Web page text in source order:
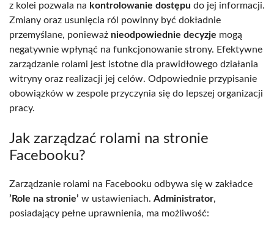
z kolei pozwala na kontrolowanie dostępu do jej informacji.
Zmiany oraz usunięcia ról powinny być dokładnie
przemyślane, ponieważ nieodpowiednie decyzje mogą
negatywnie wpłynąć na funkcjonowanie strony. Efektywne
zarządzanie rolami jest istotne dla prawidłowego działania
witryny oraz realizacji jej celów. Odpowiednie przypisanie
obowiązków w zespole przyczynia się do lepszej organizacji
pracy.
Jak zarządzać rolami na stronie
Facebooku?
Zarządzanie rolami na Facebooku odbywa się w zakładce
’Role na stronie’ w ustawieniach. Administrator,
posiadający pełne uprawnienia, ma możliwość: